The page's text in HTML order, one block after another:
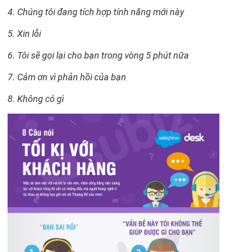
4. Chúng tôi đang tích hợp tính năng mới này
5. Xin lỗi
6. Tôi sẽ gọi lại cho bạn trong vòng 5 phút nữa
7. Cảm ơn vì phản hồi của bạn
8. Không có gì